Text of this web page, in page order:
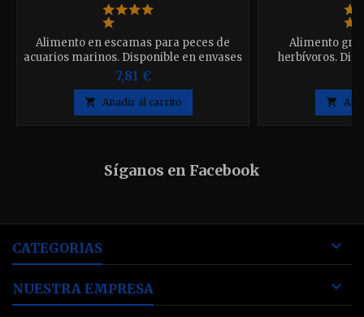
Alimento en escamas para peces de
acuarios marinos. Disponible en envases
de 34g. y 71g. elija el que desee.
7,81 €
 Añadir al carrito
Alimento
herbívoros.

Síganos en Facebook
CATEGORIAS 
NUESTRA EMPRESA 